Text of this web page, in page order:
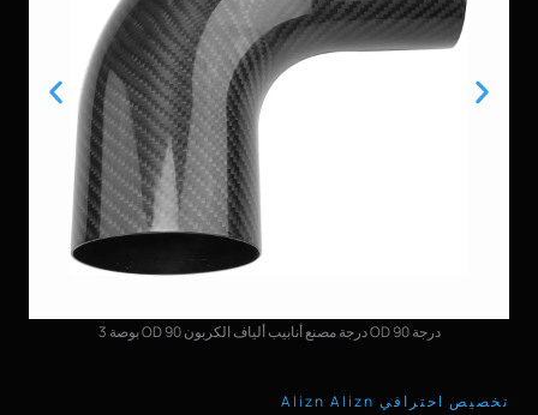
3 بوصة OD 90 درجة مصنع أنابيب ألياف الكربون OD 90 درجة
تخصيص احترافي Alizn Alizn